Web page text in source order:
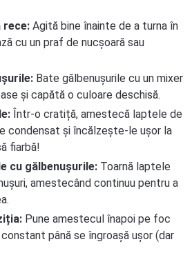
rece: Agită bine înainte de a turna în
cu un praf de nucșoară sau
Bate gălbenușurile cu un mixer
și capătă o culoare deschisă.
Într-o cratiță, amestecă laptele de
condensat și încălzește-le ușor la
fiarbă!
cu gălbenușurile: Toarnă laptele
amestecând continuu pentru a
Pune amestecul înapoi pe foc
până se îngroașă ușor (dar